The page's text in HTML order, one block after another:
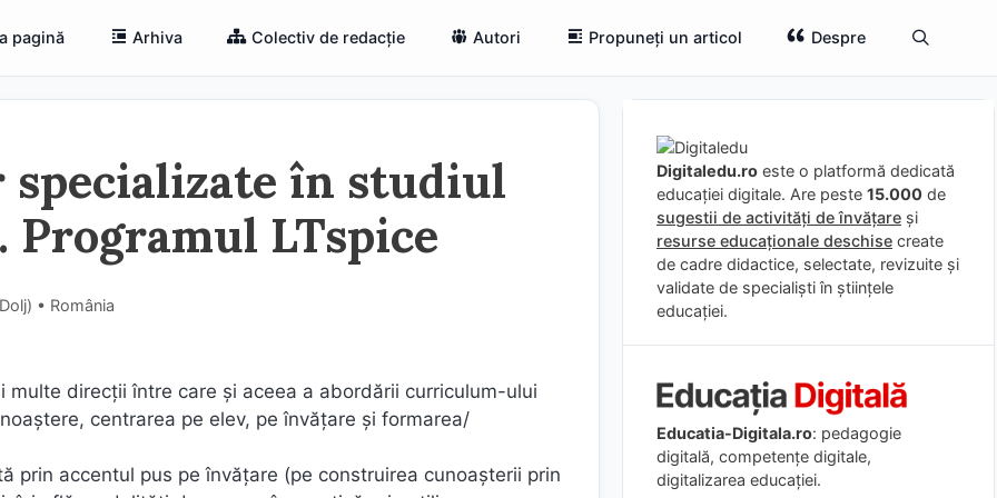
pagină Arhiva Colectiv de redacție Autori Propuneți un articol Despre
în studiul
LTspice
• România
direcţii între care şi aceea a abordării curriculum-ului
centrarea pe elev, pe învăţare și formarea/
prin accentul pus pe învăţare (pe construirea cunoaşterii prin
Digitaledu.ro este o platformă dedicată
educației digitale. Are peste 15.000 de
sugestii de activități de învățare și
resurse educaționale deschise create
de cadre didactice, selectate, revizuite și
validate de specialiști în științele
educației.
Educatia-Digitala.ro: pedagogie
digitală, competențe digitale,
digitalizarea educației.